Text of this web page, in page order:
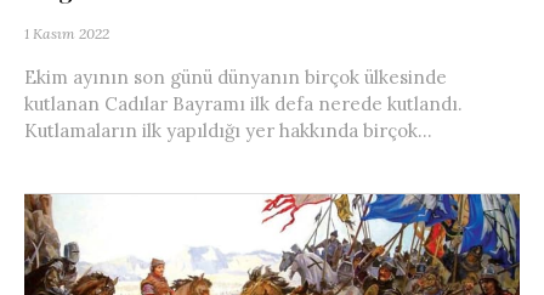
1 Kasım 2022
Ekim ayının son günü dünyanın birçok ülkesinde
kutlanan Cadılar Bayramı ilk defa nerede kutlandı.
Kutlamaların ilk yapıldığı yer hakkında birçok...